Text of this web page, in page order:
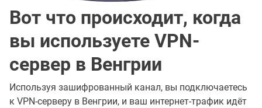
Вот что происходит, когда
вы используете VPN-
сервер в Венгрии
Используя зашифрованный канал, вы подключаетесь
к VPN-серверу в Венгрии, и ваш интернет-трафик идёт